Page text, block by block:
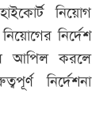
নিয়োগ
নির্দেশ
আপিল করলে
নির্দেশনা